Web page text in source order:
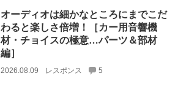
オーディオは細かなところにまでこだ
わると楽しさ倍増！［カー用音響機
材・チョイスの極意…パーツ＆部材
編］
2026.08.09 レスポンス 5